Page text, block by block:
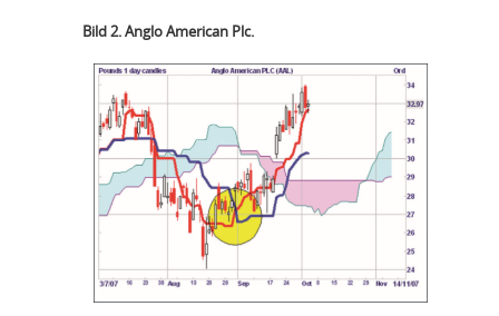
Bild 2. Anglo American Plc.